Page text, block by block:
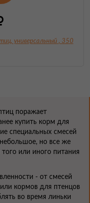
универсальный , 350
поражает
купить корм для
специальных смесей
но все же
или иного питания
- от смесей
кормов для птенцов
во время линьки